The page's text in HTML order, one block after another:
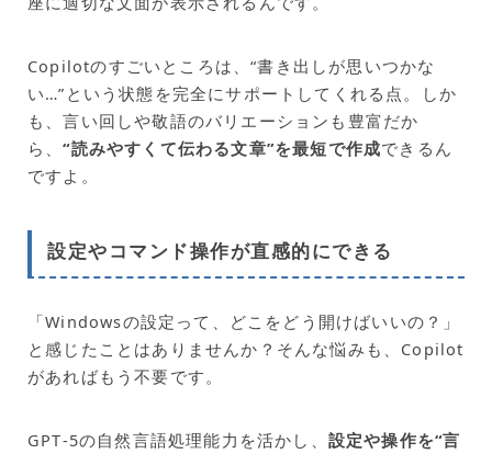
Copilotのすごいところは、“書き出しが思いつかな
い…”という状態を完全にサポートしてくれる点。しか
も、言い回しや敬語のバリエーションも豊富だか
ら、“読みやすくて伝わる文章”を最短で作成できるん
ですよ。
設定やコマンド操作が直感的にできる
「Windowsの設定って、どこをどう開けばいいの？」
と感じたことはありませんか？そんな悩みも、Copilot
があればもう不要です。
GPT‑5の自然言語処理能力を活かし、 設定や操作を“言